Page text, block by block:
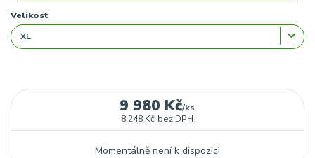
Velikost
9 980 Kč/ks
8 248 Kč bez DPH
Momentálně není k dispozici